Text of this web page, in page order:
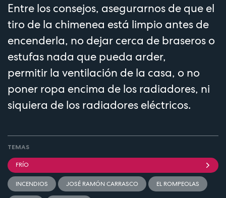
Entre los consejos, asegurarnos de que el
tiro de la chimenea está limpio antes de
encenderla, no dejar cerca de braseros o
estufas nada que pueda arder,
permitir la ventilación de la casa, o no
poner ropa encima de los radiadores, ni
siquiera de los radiadores eléctricos.
TEMAS
FRÍO
INCENDIOS JOSÉ RAMÓN CARRASCO EL ROMPEOLAS